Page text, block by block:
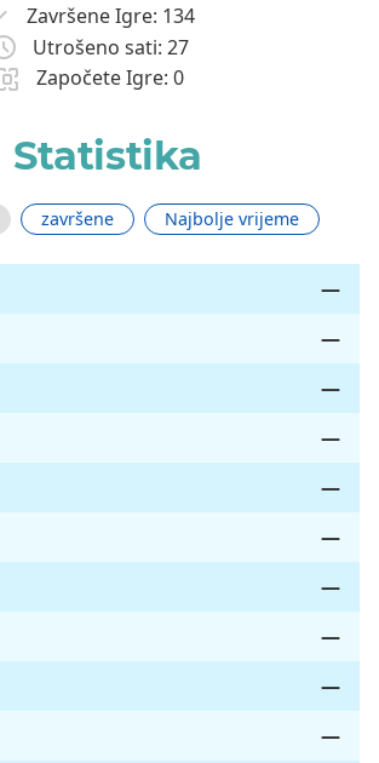
Završene Igre: 134
Utrošeno sati: 27
Započete Igre: 0
Statistika
završene Najbolje vrijeme
—
—
—
—
—
—
—
—
—
—